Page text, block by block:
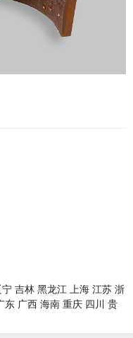
宁 吉林 黑龙江 上海 江苏 浙
东 广西 海南 重庆 四川 贵